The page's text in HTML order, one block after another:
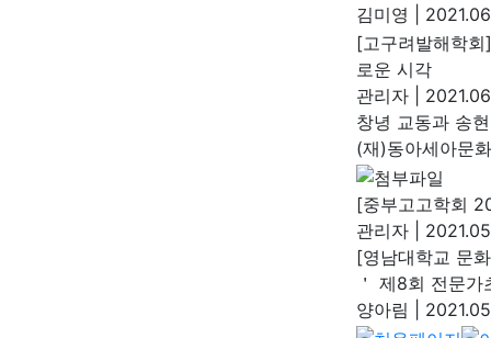
김미영
[고구려발해학
로운 시각
관리자
창녕 교동과 송
(재)동아세아문
[중부고고학회
관리자
[영남대학교 문
＇ 제8회 전문
양아림